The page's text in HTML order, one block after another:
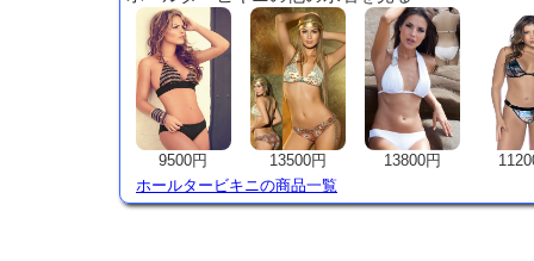
9500円 13500円 13800円
ホールタービキニの商品一覧